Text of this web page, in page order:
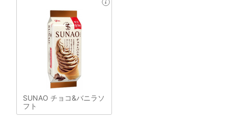
SUNAO チョコ&バニラソ
フト